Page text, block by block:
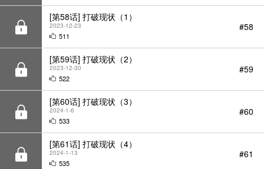
511
[第59话] 打破现状（2）
2023-12-30
522
[第60话] 打破现状（3）
2024-1-6
533
[第61话] 打破现状（4）
2024-1-13
535
[第62话] 打破现状（5）
2024-1-20